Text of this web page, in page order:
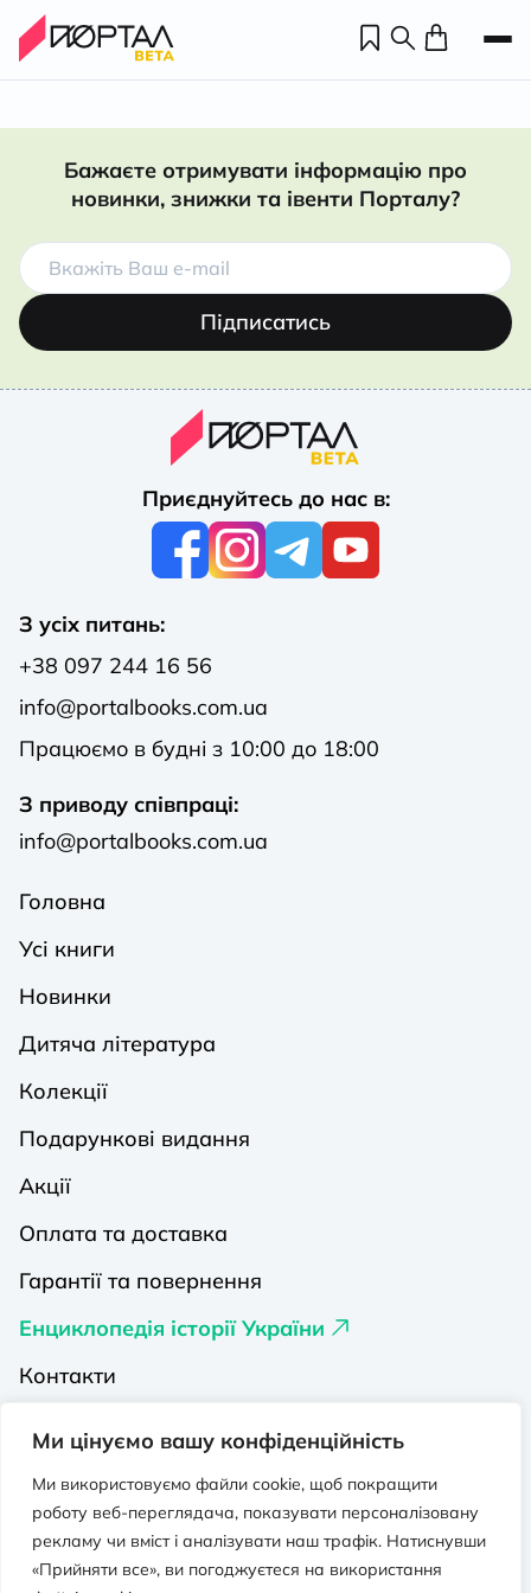
Ми цінуємо вашу конфіденційність
Ми використовуємо файли cookie, щоб покращити
роботу веб-переглядача, показувати персоналізовану
рекламу чи вміст і аналізувати наш трафік. Натиснувши
«Прийняти все», ви погоджуєтеся на використання
Бажаєте отримувати інформацію про
новинки, знижки та івенти Порталу?
Підписатись
Приєднуйтесь до нас в:
З усіх питань:
+38 097 244 16 56
info@portalbooks.com.ua
Працюємо в будні з 10:00 до 18:00
З приводу співпраці:
info@portalbooks.com.ua
Головна
Усі книги
Новинки
Дитяча література
Колекції
Подарункові видання
Акції
Оплата та доставка
Гарантії та повернення
Енциклопедія історії України
Контакти
Видавництва на Порталі
Політика конфіденційності
Публічна оферта